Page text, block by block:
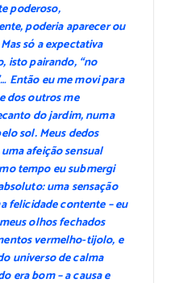
poderoso,
poderia aparecer ou
só a expectativa
isto pairando, “no
Então eu me movi para
dos outros me
do jardim, numa
sol. Meus dedos
afeição sensual
tempo eu submergi
uma sensação
felicidade contente – eu
olhos fechados
vermelho-tijolo, e
universo de calma
era bom – a causa e